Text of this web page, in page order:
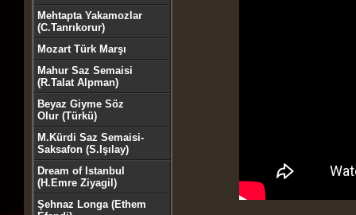
Mehtapta Yakamozlar
(C.Tanrıkorur)
Mozart Türk Marşı
Mahur Saz Semaisi
(R.Talat Alpman)
Beyaz Giyme Söz
Olur (Türkü)
M.Kürdi Saz Semaisi-
Saksafon (S.Işılay)
Dream of Istanbul
(H.Emre Ziyagil)
Şehnaz Longa (Ethem